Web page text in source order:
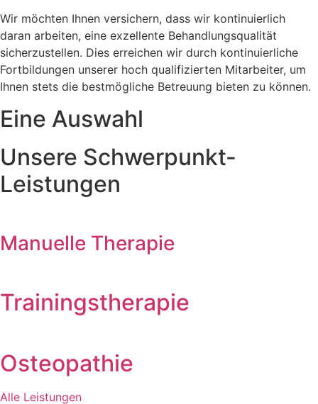
Wir möchten Ihnen versichern, dass wir kontinuierlich
daran arbeiten, eine exzellente Behandlungsqualität
sicherzustellen. Dies erreichen wir durch kontinuierliche
Fortbildungen unserer hoch qualifizierten Mitarbeiter, um
Ihnen stets die bestmögliche Betreuung bieten zu können.
Eine Auswahl
Unsere Schwerpunkt-
Leistungen
Manuelle Therapie
Trainingstherapie
Osteopathie
Alle Leistungen